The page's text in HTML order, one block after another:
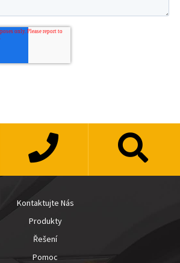
Kontaktujte Nás
Produkty
Řešení
Pomoc